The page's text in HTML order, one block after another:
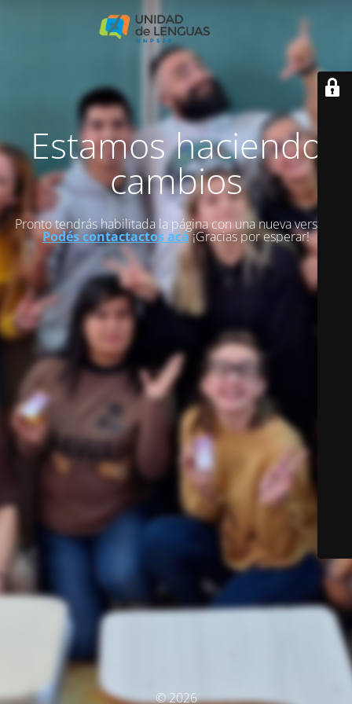
Estamos haciendo
cambios
Pronto tendrás habilitada la página con una nueva versión.
Podés contactactos acá¡Gracias por esperar!
© 2026